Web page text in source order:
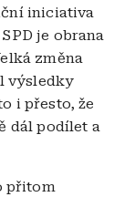
iniciativa
je obrana
změna
výsledky
i přesto, že
dál podílet a
přitom